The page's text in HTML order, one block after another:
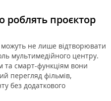
роблять проєктор
можуть не лише відтворювати
мультимедійного центру.
та смарт-функціям вони
перегляд фільмів,
без додаткового